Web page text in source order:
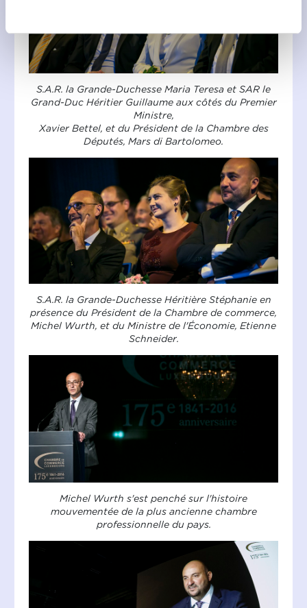
S.A.R. la Grande-Duchesse Maria Teresa et SAR le
Grand-Duc Héritier Guillaume aux côtés du Premier
Ministre,
Xavier Bettel, et du Président de la Chambre des
Députés, Mars di Bartolomeo.
S.A.R. la Grande-Duchesse Héritière Stéphanie en
présence du Président de la Chambre de commerce,
Michel Wurth, et du Ministre de l'Économie, Etienne
Schneider.
Michel Wurth s'est penché sur l'histoire
mouvementée de la plus ancienne chambre
professionnelle du pays.